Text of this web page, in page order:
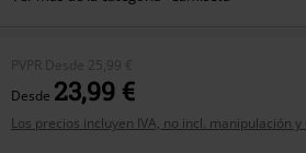
PVPR Desde 25,99 €
Desde 23,99 €
Los precios incluyen IVA, no incl. manipulación y